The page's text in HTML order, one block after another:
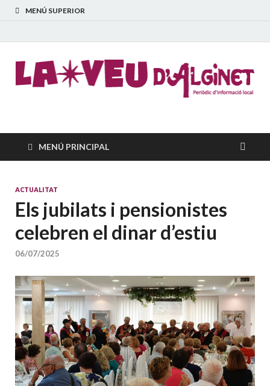
MENÚ SUPERIOR
La Veu d'Alginet
MENÚ PRINCIPAL
ACTUALITAT
Els jubilats i pensionistes
celebren el dinar d’estiu
06/07/2025